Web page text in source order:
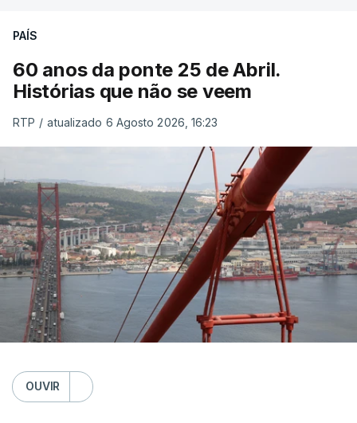
PAÍS
60 anos da ponte 25 de Abril.
Histórias que não se veem
RTP / atualizado 6 Agosto 2026, 16:23
OUVIR